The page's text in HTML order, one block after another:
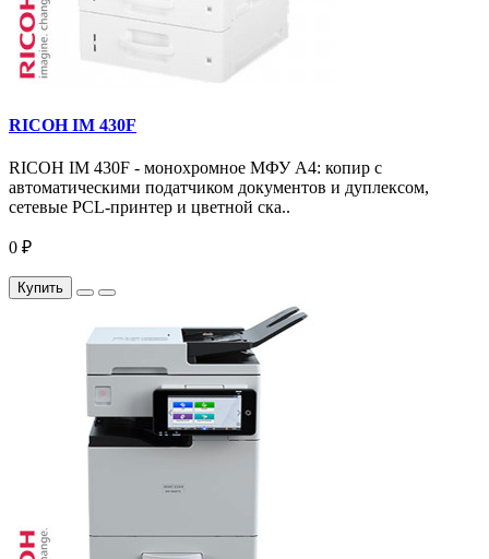
RICOH IM 430F
RICOH IM 430F - монохромное МФУ A4: копир с
автоматическими податчиком документов и дуплексом,
сетевые PCL-принтер и цветной ска..
0 ₽
Купить